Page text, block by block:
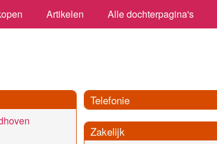
Artikelen Alle dochterpagina's
Telefonie
Zakelijk